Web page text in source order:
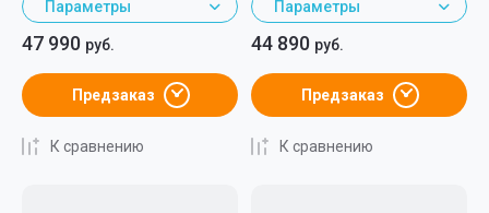
Параметры
47 990 руб.
Предзаказ
К сравнению
Параметры
44 890 руб.
Предзаказ
К сравнению